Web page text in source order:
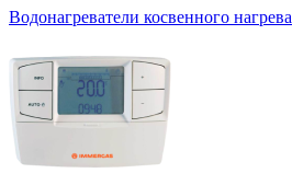
Водонагреватели косвенного нагрева